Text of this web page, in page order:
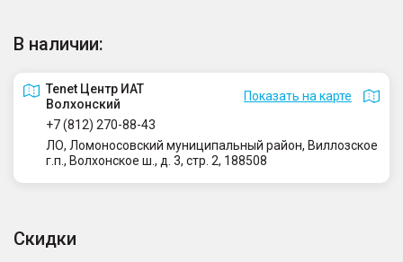
В наличии:
Tenet Центр ИАТ
Волхонский
Показать на карте
+7 (812) 270-88-43
ЛО, Ломоносовский муниципальный район, Виллозское
г.п., Волхонское ш., д. 3, стр. 2, 188508
Скидки